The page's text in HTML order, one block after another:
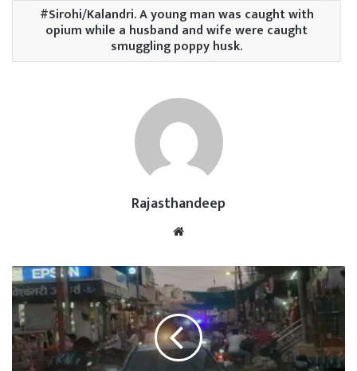
Sirohi/Kalandri. A young man was caught with
opium while a husband and wife were caught
smuggling poppy husk.
Rajasthandeep